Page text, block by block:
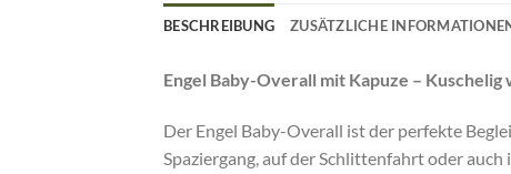
BESCHREIBUNG ZUSÄTZLICHE
Engel Baby-Overall mit Kapuze –
Der Engel Baby-Overall ist der perfekte
Spaziergang, auf der Schlittenfahrt oder